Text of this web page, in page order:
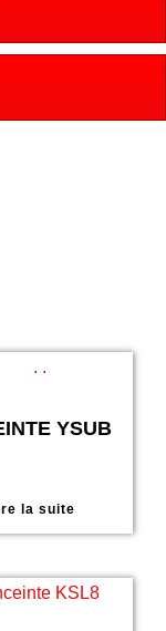
YSUB
la suite